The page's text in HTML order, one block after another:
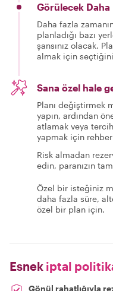
Görülecek Daha
Daha fazla
planladığı bazı
şansınız olacak.
almak için
Sana özel hale
Planı değiştirmek
yapın, ardından
atlamak veya
yapmak için
Risk almadan
edin, paranızın
Özel bir isteğiniz
daha fazla süre,
özel bir plan için.
Esnek iptal
Gönül rahatlığıyla